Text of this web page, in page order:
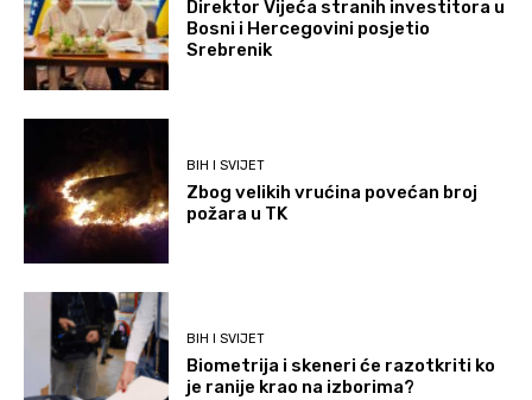
Direktor Vijeća stranih investitora u
Bosni i Hercegovini posjetio
Srebrenik
BIH I SVIJET
Zbog velikih vrućina povećan broj
požara u TK
BIH I SVIJET
Biometrija i skeneri će razotkriti ko
je ranije krao na izborima?